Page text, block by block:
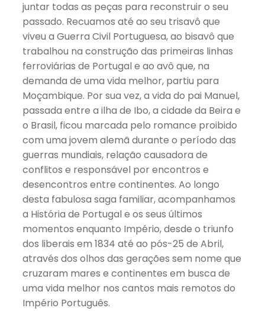
juntar todas as peças para reconstruir o seu
passado. Recuamos até ao seu trisavô que
viveu a Guerra Civil Portuguesa, ao bisavô que
trabalhou na construção das primeiras linhas
ferroviárias de Portugal e ao avô que, na
demanda de uma vida melhor, partiu para
Moçambique. Por sua vez, a vida do pai Manuel,
passada entre a ilha de Ibo, a cidade da Beira e
o Brasil, ficou marcada pelo romance proibido
com uma jovem alemã durante o período das
guerras mundiais, relação causadora de
conflitos e responsável por encontros e
desencontros entre continentes. Ao longo
desta fabulosa saga familiar, acompanhamos
a História de Portugal e os seus últimos
momentos enquanto Império, desde o triunfo
dos liberais em 1834 até ao pós-25 de Abril,
através dos olhos das gerações sem nome que
cruzaram mares e continentes em busca de
uma vida melhor nos cantos mais remotos do
Império Português.